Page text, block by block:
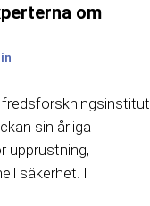
om
sin årliga
upprustning,
säkerhet. I